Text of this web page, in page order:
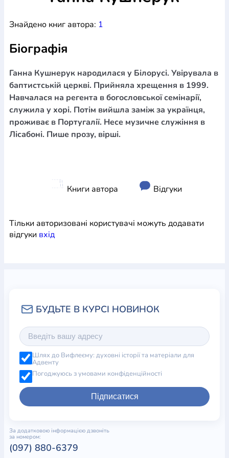
Шлюб і сім`я
Юдаїзм
ПеріодикаАудіо Ручки кулькові
БлокнотиЩоденники / щотижневики
Навчальні мапи Шкіряні виробиМагнітиМеталеві
виробиМіні-лампиНаклейкиНастільні ігриПакети
подарункові ПлакатиПластмасові виробиХустки
Подарункові картки Розвиваючі ігриРепринтиСвічки
Зошити
Фотокартини Чохли на Библії
Головні убори
Календарі Канцелярскі товари
Комп`ютерні ігри
Листівки Сувенирна продукція
Ми у Facebook
Знайдено книг автора: 1
Біографія
Ганна Кушнерук народилася у Білорусі. Увірувала в
баптистській церкві. Прийняла хрещення в 1999.
Навчалася на регента в богословської семінарії,
служила у хорі. Потім вийшла заміж за українця,
проживає в Португалії. Несе музичне служіння в
Лісабоні. Пише прозу, вірші.
Книги автора Відгуки
Тільки авторизовані користувачі можуть додавати
відгуки вхiд
Шлях до Вифлеєму: духовні історії та матеріали для
Адвенту
Погоджуюсь з умовами конфіденційності
Підписатися
За додатковою інформацією дзвоніть
за номером:
(097) 880-6379